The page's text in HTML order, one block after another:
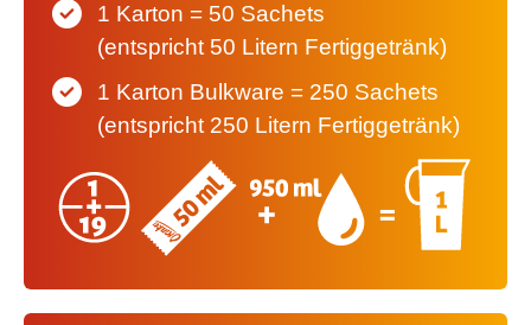
1 Karton = 50 Sachets
(entspricht 50 Litern Fertiggetränk)
1 Karton Bulkware = 250 Sachets
(entspricht 250 Litern Fertiggetränk)